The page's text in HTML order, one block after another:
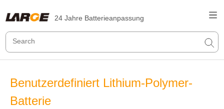
24 Jahre Batterieanpassung
Benutzerdefiniert Lithium-Polymer-
Batterie